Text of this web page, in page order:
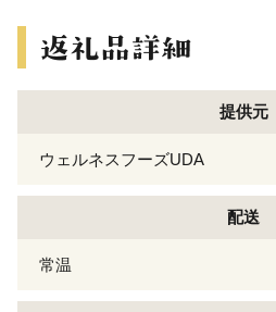
提供元
ウェルネスフーズUDA
配送
常温